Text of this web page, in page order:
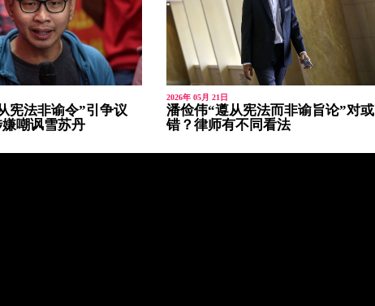
宪法非谕令”引争议
嘲讽雪苏丹
2026年 05月 21日
潘俭伟“遵从宪法而非谕旨论”对或
错？律师有不同看法